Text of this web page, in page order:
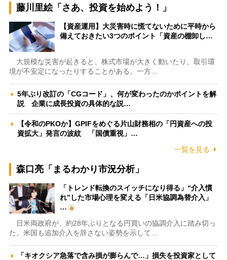
藤川里絵「さあ、投資を始めよう！」
【資産運用】大災害時に慌てないために平時から
備えておきたい3つのポイント「資産の棚卸し…
大規模な災害が起きると、株式市場が大きく動いたり、取引環
境が不安定になったりすることがある。一方…
5年ぶり改訂の「CGコード」、何が変わったのかポイントを解
説 企業に成長投資の具体的な説…
【令和のPKOか】GPIFをめぐる片山財務相の「円資産への投
資拡大」発言の波紋 「国債重視」…
一覧を見る
森口亮「まるわかり市況分析」
「トレンド転換のスイッチになり得る」“介入慣
れ”した市場心理を変える「日米協調為替介入」
…
日米両政府が、約28年ぶりとなる円買いの協調介入に踏み切っ
た。米国も追加介入を辞さない姿勢を示して…
「キオクシア急落で含み損が膨らんで…」損失を投資家として